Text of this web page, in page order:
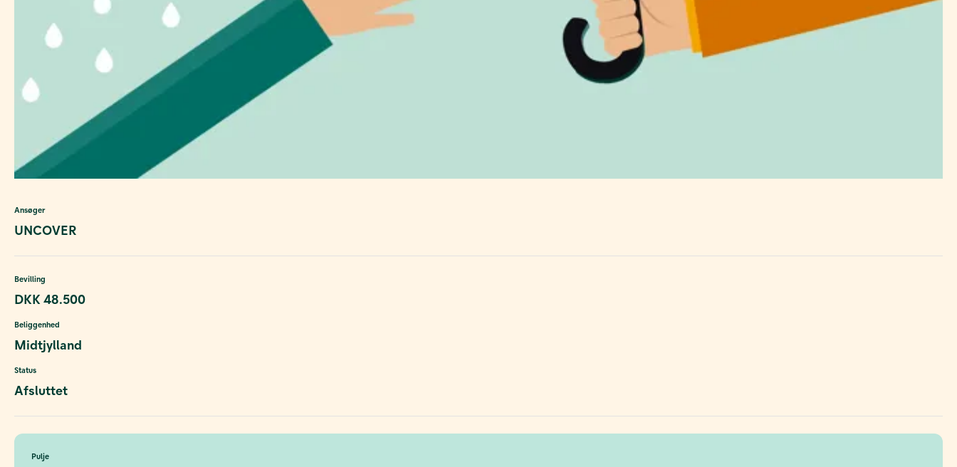
Ansøger
UNCOVER
Bevilling
DKK 48.500
Beliggenhed
Midtjylland
Status
Afsluttet
Pulje